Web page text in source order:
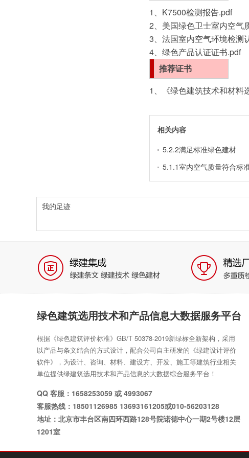
1、 K7500检测报告.pdf
2、 美国绿色卫士室内空气
3、 法国室内空气环境检测
4、 绿色产品认证证书.pdf
推荐证书
1、《绿色建筑技术和材料
相关内容
5.2.2满足标准绿色建材
5.1.1室内空气质量符合标
我的足迹
绿色建筑选用技术和产品信息大数据服务平台
根据《绿色建筑评价标准》GB/T 50378-2019新绿标全新架构，采用
以产品与条文结合的方式设计，配合公司自主研发的《绿建设计评价
软件》，为设计、咨询、材料、建设方、开发、施工等建筑行业相关
单位提供绿建筑选用技术和产品信息的大数据综合服务平台！
QQ 客服：1658253059 或 4993067
客服热线：18501126985 13693161205或010-56203128
地址：北京市丰台区南四环西路128号院诺德中心一期2号楼12层
1201室